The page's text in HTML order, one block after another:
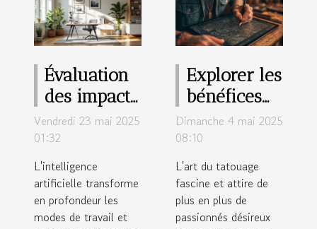
Évaluation
des impacts
de l'IA sur
l'équilibre
travail-vie
personnelle
Vendredi 23 mai 2025
01:32
L'intelligence
artificielle transforme
en profondeur les
modes de travail et
Explorer les
bénéfices
d'une
formation
de tatoueur
en ligne
Dimanche 4 mai 2025
08:10
L'art du tatouage
fascine et attire de
plus en plus de
passionnés désireux